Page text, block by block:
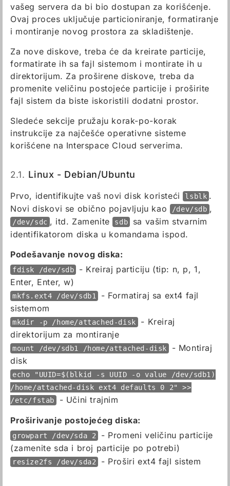
vašeg servera da bi bio dostupan za korišćenje.
Ovaj proces uključuje particioniranje, formatiranje
i montiranje novog prostora za skladištenje.
Za nove diskove, treba će da kreirate particije,
formatirate ih sa fajl sistemom i montirate ih u
direktorijum. Za proširene diskove, treba da
promenite veličinu postojeće particije i proširite
fajl sistem da biste iskoristili dodatni prostor.
Sledeće sekcije pružaju korak-po-korak
instrukcije za najčešće operativne sisteme
korišćene na Interspace Cloud serverima.
2.1. Linux - Debian/Ubuntu
Prvo, identifikujte vaš novi disk koristeći lsblk .
Novi diskovi se obično pojavljuju kao
/dev/sdb ,
/dev/sdc , itd. Zamenite sdb
sa vašim stvarnim
identifikatorom diska u komandama ispod.
Podešavanje novog diska:
fdisk /dev/sdb
- Kreiraj particiju (tip: n, p, 1,
Enter, Enter, w)
mkfs.ext4 /dev/sdb1
- Formatiraj sa ext4 fajl
sistemom
mkdir -p /home/attached-disk - Kreiraj
direktorijum za montiranje
mount /dev/sdb1 /home/attached-disk
- Montiraj
disk
echo "UUID=$(blkid -s UUID -o value /dev/sdb1)
/home/attached-disk ext4 defaults 0 2" >>
/etc/fstab
- Učini trajnim
Proširivanje postojećeg diska:
growpart /dev/sda 2
- Promeni veličinu particije
(zamenite sda i broj particije po potrebi)
resize2fs /dev/sda2 - Proširi ext4 fajl sistem